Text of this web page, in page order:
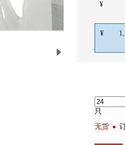
¥
¥
只
无货